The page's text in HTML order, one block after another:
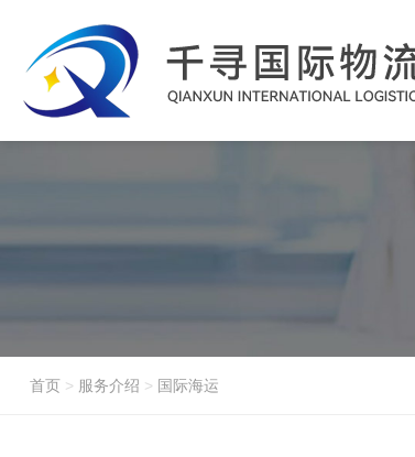
首页> 服务介绍 > 国际海运